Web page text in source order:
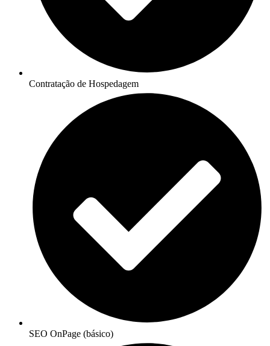
Contratação de Hospedagem
SEO OnPage (básico)